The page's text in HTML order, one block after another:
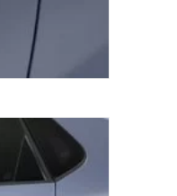
Solterra